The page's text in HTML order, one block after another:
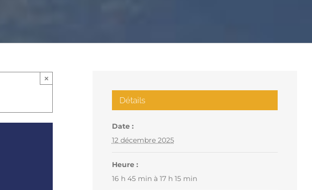
×
Détails
Date :
12 décembre 2025
Heure :
16 h 45 min à 17 h 15 min